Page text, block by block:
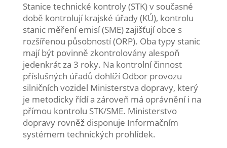
Stanice technické kontroly (STK) v současné
době kontrolují krajské úřady (KÚ), kontrolu
stanic měření emisí (SME) zajišťují obce s
rozšířenou působností (ORP). Oba typy stanic
mají být povinně zkontrolovány alespoň
jedenkrát za 3 roky. Na kontrolní činnost
příslušných úřadů dohlíží Odbor provozu
silničních vozidel Ministerstva dopravy, který
je metodicky řídí a zároveň má oprávnění i na
přímou kontrolu STK/SME. Ministerstvo
dopravy rovněž disponuje Informačním
systémem technických prohlídek.